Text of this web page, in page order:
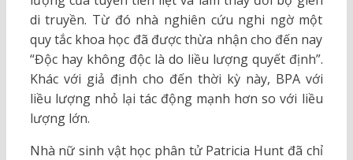
di truyền. Từ đó nhà nghiên cứu nghi ngờ một
quy tắc khoa học đã được thừa nhận cho đến nay
“Độc hay không độc là do liều lượng quyết định”.
Khác với giả định cho đến thời kỳ này, BPA với
liều lượng nhỏ lại tác động mạnh hơn so với liều
lượng lớn.
Nhà nữ sinh vật học phân tử Patricia Hunt đã chỉ